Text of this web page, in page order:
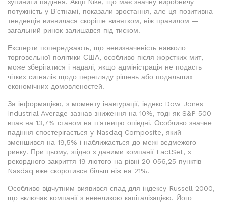
зупинити падіння. Акції Nike, що має значну виробничу
потужність у В'єтнамі, показали зростання, але ця позитивна
тенденція виявилася скоріше винятком, ніж правилом —
загальний ринок залишався під тиском.
Експерти попереджають, що невизначеність навколо
торговельної політики США, особливо після жорстких мит,
може зберігатися і надалі, якщо адміністрація не подасть
чітких сигналів щодо перегляду рішень або подальших
економічних домовленостей.
За інформацією, з моменту інавгурації, індекс Dow Jones
Industrial Average зазнав зниження на 10%, тоді як S&P 500
впав на 13,7% станом на п'ятницю опівдні. Особливо значне
падіння спостерігається у Nasdaq Composite, який
зменшився на 19,5% і наближається до межі ведмежого
ринку. При цьому, згідно з даними компанії FactSet, з
рекордного закриття 19 лютого на рівні 20 056,25 пунктів
Nasdaq вже скоротився більш ніж на 21%.
Особливо відчутним виявився спад для індексу Russell 2000,
що включає компанії з невеликою капіталізацією. Його